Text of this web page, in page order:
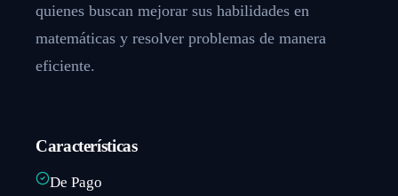
quienes buscan mejorar sus habilidades en
matemáticas y resolver problemas de manera
eficiente.
Características
De Pago